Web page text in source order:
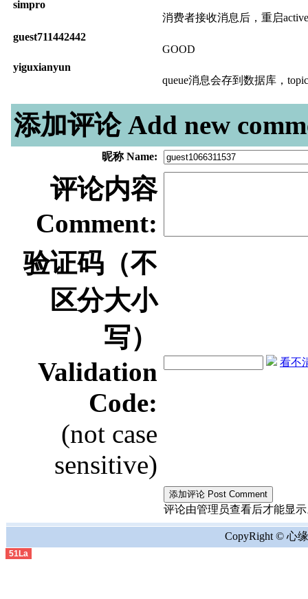
simpro
消费者接收消息后，重启
guest711442442
GOOD
yiguxianyun
queue消息会存到数据库，
添加评论 Add new
昵称 Name:
评论内容
Comment:
验证码（不
区分大小
写）
Validation
Code:
(not case
sensitive)
看不
评论由管理员查看后才能显示
CopyRight © 心
51La